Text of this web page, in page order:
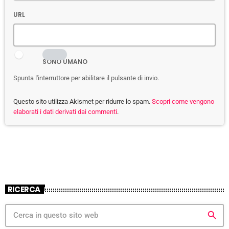
URL
SONO UMANO
Spunta l'interruttore per abilitare il pulsante di invio.
Questo sito utilizza Akismet per ridurre lo spam. Scopri come vengono
elaborati i dati derivati dai commenti.
RICERCA
search